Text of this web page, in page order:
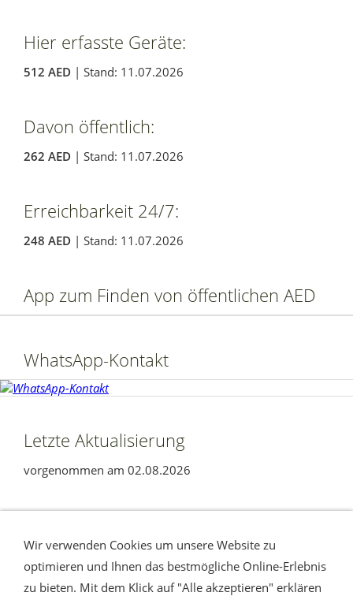
Hier erfasste Geräte:
512 AED | Stand: 11.07.2026
Davon öffentlich:
262 AED | Stand: 11.07.2026
Erreichbarkeit 24/7:
248 AED | Stand: 11.07.2026
App zum Finden von öffentlichen AED
WhatsApp-Kontakt
Letzte Aktualisierung
vorgenommen am 02.08.2026
Ihre Nachricht
Seitenübersicht
Datenschutzerklärung nach DSGVO
Impressum /
Haftungsausschluss
Cookies
Am Rande
Barrierefreiheit
Wir verwenden Cookies um unsere Website zu
optimieren und Ihnen das bestmögliche Online-Erlebnis
zu bieten. Mit dem Klick auf "Alle akzeptieren" erklären